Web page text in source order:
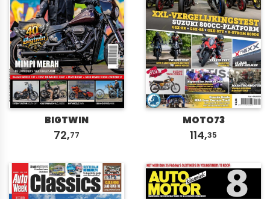
BIGTWIN
72,77
MOTO73
114,35